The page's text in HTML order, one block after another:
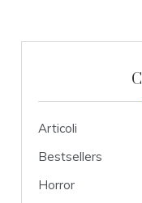
Articoli
Bestsellers
Horror